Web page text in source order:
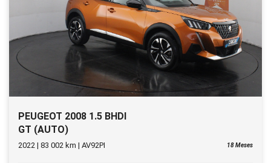
PEUGEOT 2008 1.5 BHDI
GT (AUTO)
2022 | 83 002 km | AV92PI 18 Meses